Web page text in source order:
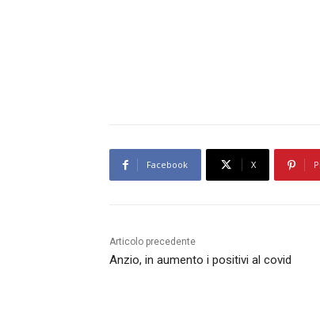
Facebook X
Articolo precedente
Anzio, in aumento i positivi al covid